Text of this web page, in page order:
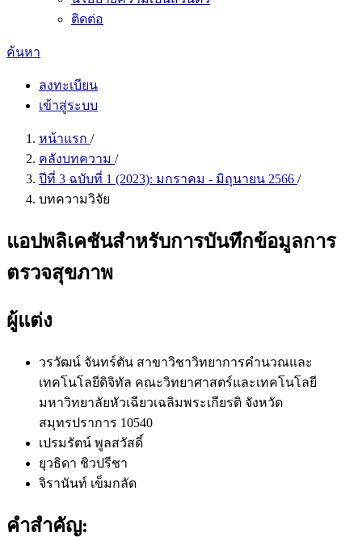
ติดต่อ
ค้นหา
ลงทะเบียน
เข้าสู่ระบบ
หน้าแรก /
คลังบทความ /
ปีที่ 3 ฉบับที่ 1 (2023): มกราคม - มิถุนายน 2566 /
บทความวิจัย
แอปพลิเคชันสำหรับการบันทึกข้อมูลการ
ตรวจสุขภาพ
ผู้แต่ง
วรวัฒน์ จันทร์ตัน สาขาวิชาวิทยาการคำนวณและ
เทคโนโลยีดิจิทัล คณะวิทยาศาสตร์และเทคโนโลยี
มหาวิทยาลัยหัวเฉียวเฉลิมพระเกียรติ จังหวัด
สมุทรปราการ 10540
เปรมรัตน์ พูลสวัสดิ์
ยุวธิดา ชิวปรีชา
จิรานันท์ เข็มกลัด
คำสำคัญ: